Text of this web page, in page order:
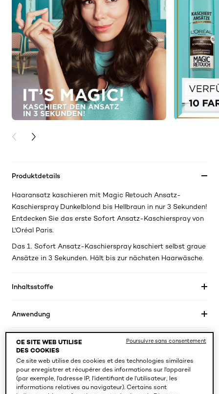
PREVIOUS CARD
NEXT CARD
Produktdetails
Haaransatz kaschieren mit Magic Retouch Ansatz-
Kaschierspray Dunkelblond bis Hellbraun in nur 3 Sekunden!
Entdecken Sie das erste Sofort Ansatz-Kaschierspray von
L'Oréal Paris.
Das 1. Sofort Ansatz-Kaschierspray kaschiert selbst graue
Ansätze in 3 Sekunden. Hält bis zur nächsten Haarwäsche.
Inhaltsstoffe
Anwendung
Mesures de précaution
EcoBeautyScore
CE SITE WEB UTILISE
DES COOKIES
Ce site web utilise des cookies et des technologies similaires
pour enregistrer et récupérer des informations sur l'appareil
(par exemple, l'adresse IP, l'identifiant de l'utilisateur, les
informations relatives au navigateur). Certains sont
Poursuivre sans consentement